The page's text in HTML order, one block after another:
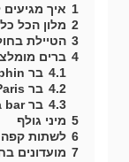
1 איך
2 מלון הכל
3 הטיילת
4 ברים
4.1 בר Megapark Dolphin
4.2 בר Paris
4.3 בר Cuba bar
5 מיני גולף
6 לשתות קפה
7 מועדונים